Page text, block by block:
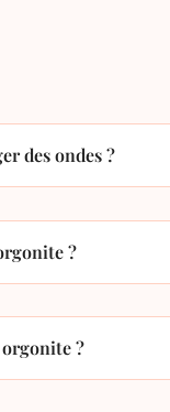
des ondes ?
?
?